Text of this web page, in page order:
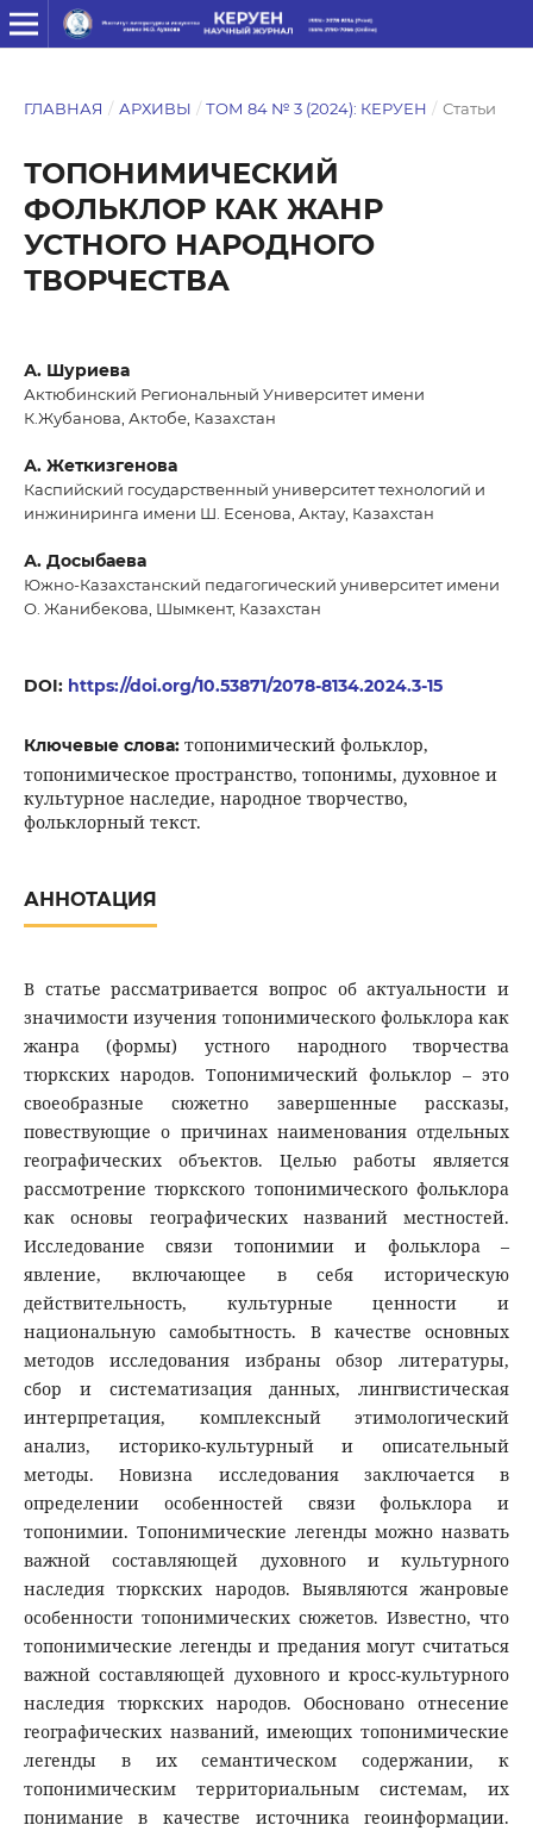
ГЛАВНАЯ / АРХИВЫ / ТОМ 84 № 3 (2024): КЕРУЕН / Статьи
ТОПОНИМИЧЕСКИЙ
ФОЛЬКЛОР КАК ЖАНР
УСТНОГО НАРОДНОГО
ТВОРЧЕСТВА
А. Шуриева
Актюбинский Региональный Университет имени
К.Жубанова, Актобе, Казахстан
А. Жеткизгенова
Каспийский государственный университет технологий и
инжиниринга имени Ш. Есенова, Актау, Казахстан
А. Досыбаева
Южно-Казахстанский педагогический университет имени
О. Жанибекова, Шымкент, Казахстан
DOI: https://doi.org/10.53871/2078-8134.2024.3-15
Ключевые слова: топонимический фольклор,
топонимическое пространство, топонимы, духовное и
культурное наследие, народное творчество,
фольклорный текст.
АННОТАЦИЯ
В статье рассматривается вопрос об актуальности и
значимости изучения топонимического фольклора как
жанра (формы) устного народного творчества
тюркских народов. Топонимический фольклор – это
своеобразные сюжетно завершенные рассказы,
повествующие о причинах наименования отдельных
географических объектов. Целью работы является
рассмотрение тюркского топонимического фольклора
как основы географических названий местностей.
Исследование связи топонимии и фольклора –
явление, включающее в себя историческую
действительность, культурные ценности и
национальную самобытность. В качестве основных
методов исследования избраны обзор литературы,
сбор и систематизация данных, лингвистическая
интерпретация, комплексный этимологический
анализ, историко-культурный и описательный
методы. Новизна исследования заключается в
определении особенностей связи фольклора и
топонимии. Топонимические легенды можно назвать
важной составляющей духовного и культурного
наследия тюркских народов. Выявляются жанровые
особенности топонимических сюжетов. Известно, что
топонимические легенды и предания могут считаться
важной составляющей духовного и кросс-культурного
наследия тюркских народов. Обосновано отнесение
географических названий, имеющих топонимические
легенды в их семантическом содержании, к
топонимическим территориальным системам, их
понимание в качестве источника геоинформации.